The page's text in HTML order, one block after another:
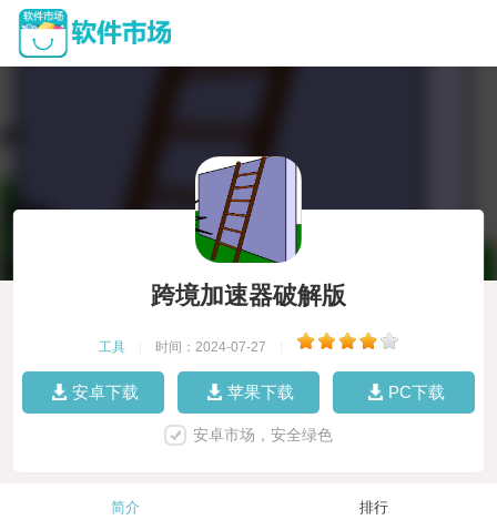
跨境加速器破解版
工具 时间：2024-07-27
安卓下载 苹果下载 PC下载
安卓市场，安全绿色
简介 排行